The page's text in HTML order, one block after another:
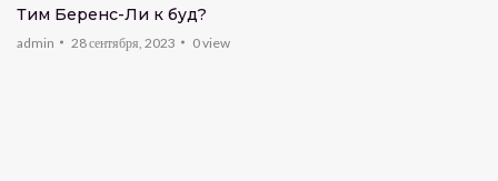
Тим Беренс-Ли кӣ буд?
admin 28 сентября, 2023 0view